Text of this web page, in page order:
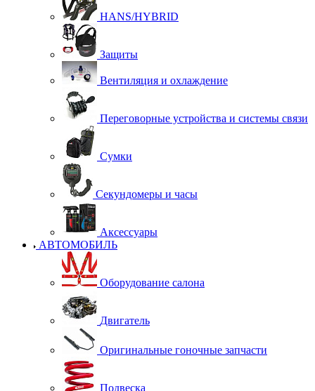
HANS/HYBRID
Защиты
Вентиляция и охлаждение
Переговорные устройства и системы связи
Сумки
Секундомеры и часы
Аксессуары
АВТОМОБИЛЬ
Оборудование салона
Двигатель
Оригинальные гоночные запчасти
Подвеска